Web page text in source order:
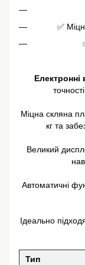
✅
Електронні
Міцна скляна
кг та
Великий
Автоматичні
Ідеально
Тип